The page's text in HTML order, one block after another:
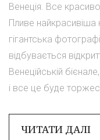
Венеція. Все
Пливе найкрасивіша
гігантська
відбувається
Венеційській
і все це буде
ЧИТАТИ ДАЛІ